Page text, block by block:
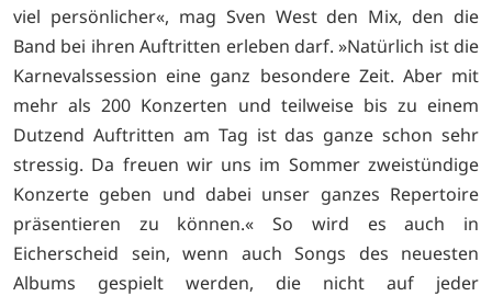
viel persönlicher«, mag Sven West den Mix, den die
Band bei ihren Auftritten erleben darf. »Natürlich ist die
Karnevalssession eine ganz besondere Zeit. Aber mit
mehr als 200 Konzerten und teilweise bis zu einem
Dutzend Auftritten am Tag ist das ganze schon sehr
stressig. Da freuen wir uns im Sommer zweistündige
Konzerte geben und dabei unser ganzes Repertoire
präsentieren zu können.« So wird es auch in
Eicherscheid sein, wenn auch Songs des neuesten
Albums gespielt werden, die nicht auf jeder